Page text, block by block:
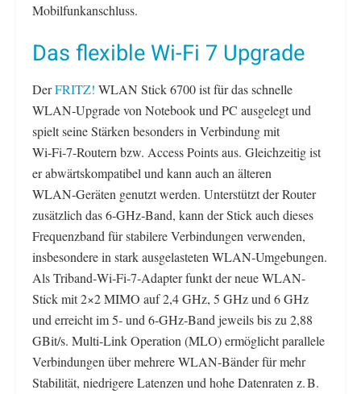
Mobilfunkanschluss.
Das flexible Wi-Fi 7 Upgrade
DerFRITZ! WLAN Stick 6700 ist für das schnelle
WLAN‑Upgrade von Notebook und PC ausgelegt und
spielt seine Stärken besonders in Verbindung mit
Wi‑Fi‑7‑Routern bzw. Access Points aus. Gleichzeitig ist
er abwärtskompatibel und kann auch an älteren
WLAN‑Geräten genutzt werden. Unterstützt der Router
zusätzlich das 6‑GHz‑Band, kann der Stick auch dieses
Frequenzband für stabilere Verbindungen verwenden,
insbesondere in stark ausgelasteten WLAN‑Umgebungen.
Als Triband‑Wi‑Fi‑7‑Adapter funkt der neue WLAN-
Stick mit 2×2 MIMO auf 2,4 GHz, 5 GHz und 6 GHz
und erreicht im 5‑ und 6‑GHz‑Band jeweils bis zu 2,88
GBit/s. Multi‑Link Operation (MLO) ermöglicht parallele
Verbindungen über mehrere WLAN‑Bänder für mehr
Stabilität, niedrigere Latenzen und hohe Datenraten z. B.